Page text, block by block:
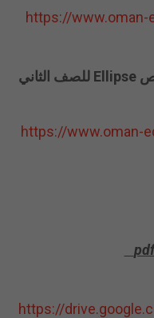
https://www.oman-
تدريبات على درس | القطع الناقص Ellipse للصف الثاني
https://www.oman-
https://